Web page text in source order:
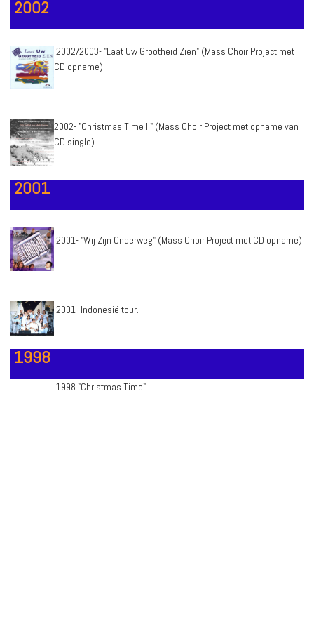
2002
2002/2003- "Laat Uw Grootheid Zien" (Mass Choir Project met
CD opname).
2002- "Christmas Time II" (Mass Choir Project met opname van
CD single).
2001
2001- "Wij Zijn Onderweg" (Mass Choir Project met CD opname).
2001- Indonesië tour.
1998
1998 "Christmas Time".